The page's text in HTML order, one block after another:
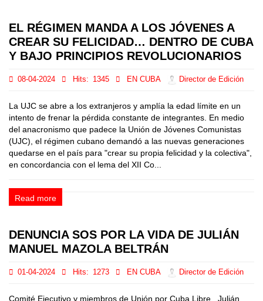
EL RÉGIMEN MANDA A LOS JÓVENES A
CREAR SU FELICIDAD… DENTRO DE CUBA
Y BAJO PRINCIPIOS REVOLUCIONARIOS
08-04-2024 Hits: 1345 EN CUBA Director de Edición
La UJC se abre a los extranjeros y amplía la edad límite en un
intento de frenar la pérdida constante de integrantes. En medio
del anacronismo que padece la Unión de Jóvenes Comunistas
(UJC), el régimen cubano demandó a las nuevas generaciones
quedarse en el país para "crear su propia felicidad y la colectiva",
en concordancia con el lema del XII Co...
Read more
DENUNCIA SOS POR LA VIDA DE JULIÁN
MANUEL MAZOLA BELTRÁN
01-04-2024 Hits: 1273 EN CUBA Director de Edición
Comité Ejecutivo y miembros de Unión por Cuba Libre Julián